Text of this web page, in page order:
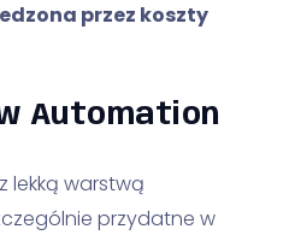
przez koszty
Automation
lekką warstwą
przydatne w